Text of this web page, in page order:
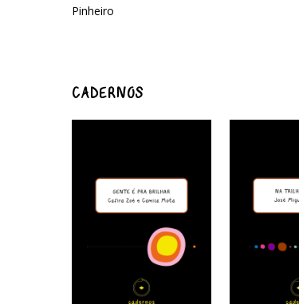
Pinheiro
CADERNOS